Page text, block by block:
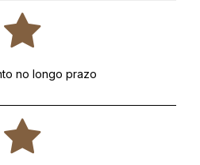
no longo prazo